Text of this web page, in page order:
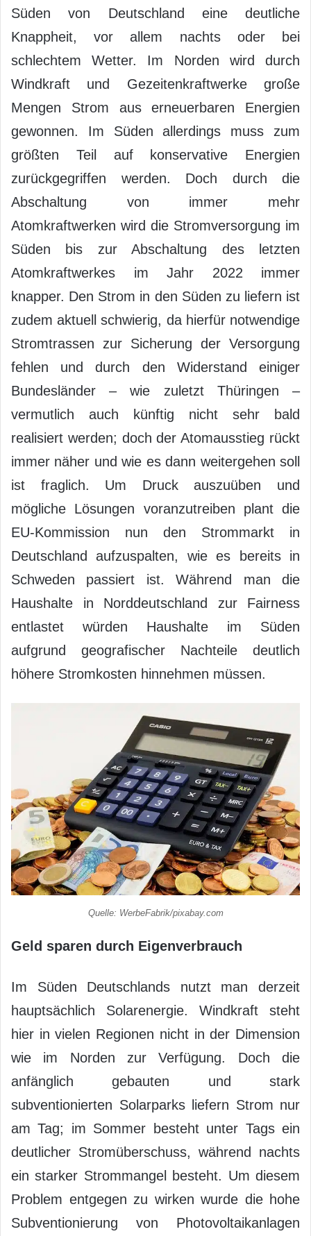
Süden von Deutschland eine deutliche
Knappheit, vor allem nachts oder bei
schlechtem Wetter. Im Norden wird durch
Windkraft und Gezeitenkraftwerke große
Mengen Strom aus erneuerbaren Energien
gewonnen. Im Süden allerdings muss zum
größten Teil auf konservative Energien
zurückgegriffen werden. Doch durch die
Abschaltung von immer mehr
Atomkraftwerken wird die Stromversorgung im
Süden bis zur Abschaltung des letzten
Atomkraftwerkes im Jahr 2022 immer
knapper. Den Strom in den Süden zu liefern ist
zudem aktuell schwierig, da hierfür notwendige
Stromtrassen zur Sicherung der Versorgung
fehlen und durch den Widerstand einiger
Bundesländer – wie zuletzt Thüringen –
vermutlich auch künftig nicht sehr bald
realisiert werden; doch der Atomausstieg rückt
immer näher und wie es dann weitergehen soll
ist fraglich. Um Druck auszuüben und
mögliche Lösungen voranzutreiben plant die
EU-Kommission nun den Strommarkt in
Deutschland aufzuspalten, wie es bereits in
Schweden passiert ist. Während man die
Haushalte in Norddeutschland zur Fairness
entlastet würden Haushalte im Süden
aufgrund geografischer Nachteile deutlich
höhere Stromkosten hinnehmen müssen.
Quelle: WerbeFabrik/pixabay.com
Geld sparen durch Eigenverbrauch
Im Süden Deutschlands nutzt man derzeit
hauptsächlich Solarenergie. Windkraft steht
hier in vielen Regionen nicht in der Dimension
wie im Norden zur Verfügung. Doch die
anfänglich gebauten und stark
subventionierten Solarparks liefern Strom nur
am Tag; im Sommer besteht unter Tags ein
deutlicher Stromüberschuss, während nachts
ein starker Strommangel besteht. Um diesem
Problem entgegen zu wirken wurde die hohe
Subventionierung von Photovoltaikanlagen